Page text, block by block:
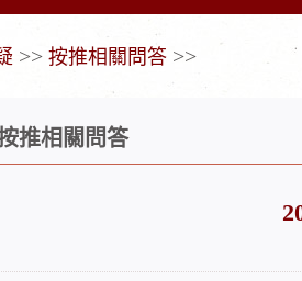
>> 按推相關問答 >>
推相關問答